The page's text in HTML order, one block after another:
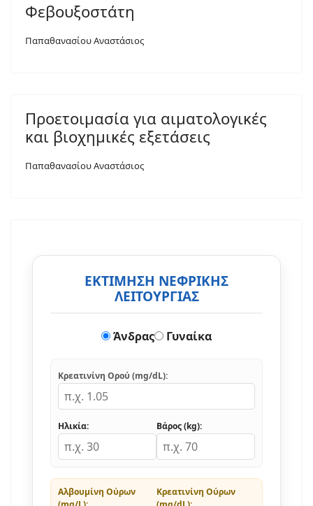
Φεβουξοστάτη
Παπαθανασίου Αναστάσιος
Προετοιμασία για αιματολογικές
και βιοχημικές εξετάσεις
Παπαθανασίου Αναστάσιος
ΕΚΤΙΜΗΣΗ ΝΕΦΡΙΚΗΣ
ΛΕΙΤΟΥΡΓΙΑΣ
Άνδρας Γυναίκα
Κρεατινίνη Ορού (mg/dL):
Ηλικία: Βάρος (kg):
Αλβουμίνη Ούρων
Κρεατινίνη Ούρων